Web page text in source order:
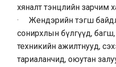
хяналт тэнцлийн зарчим
· Жендэрийн тэгш
сонирхлын бүлгүүд,
техникийн ажилтнууд,
тариаланчид, оюутан